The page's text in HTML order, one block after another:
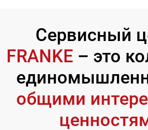
Сервисный
FRANKE – это
общими